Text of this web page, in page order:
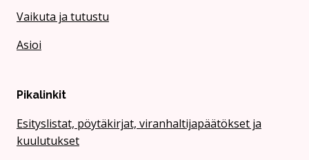
Vaikuta ja tutustu
Asioi
Pikalinkit
Esityslistat, pöytäkirjat, viranhaltijapäätökset ja
kuulutukset